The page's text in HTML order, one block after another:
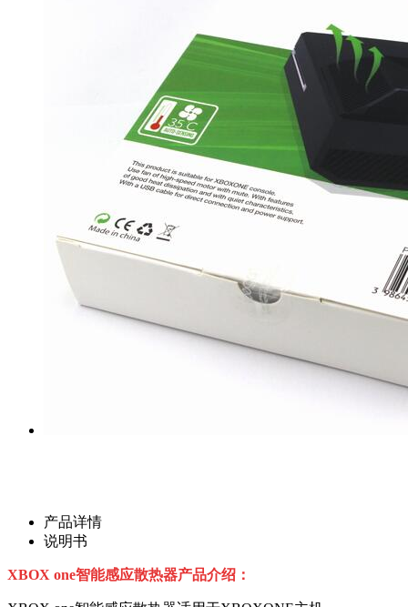
产品详情
说明书
XBOX one智能感应散热器产品介绍：